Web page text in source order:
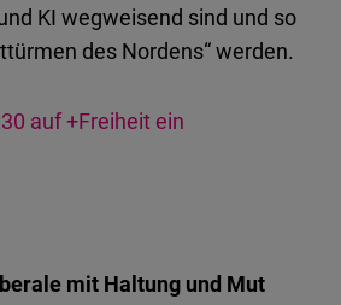
KI wegweisend sind und so
des Nordens“ werden.
auf +Freiheit ein
mit Haltung und Mut